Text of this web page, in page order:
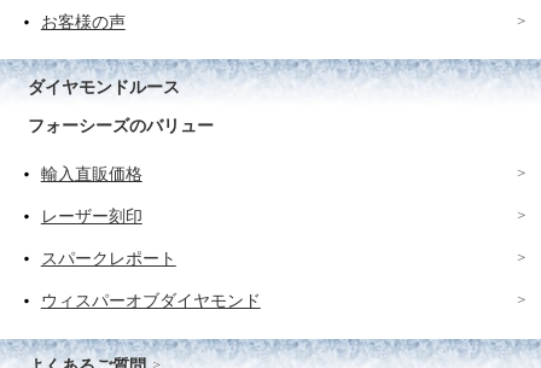
お客様の声
ダイヤモンドルース
フォーシーズのバリュー
輸入直販価格
レーザー刻印
スパークレポート
ウィスパーオブダイヤモンド